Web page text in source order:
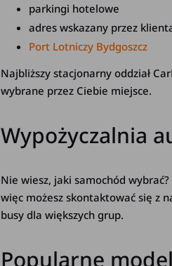
parkingi hotelowe
adres wskazany przez
Port Lotniczy Bydgoszcz
Najbliższy stacjonarny oddział
wybrane przez Ciebie miejsce.
Wypożyczalnia
Nie wiesz, jaki samochód
więc możesz skontaktować się z
busy dla większych grup.
Popularne